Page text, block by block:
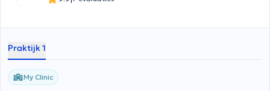
Praktijk 1
My Clinic